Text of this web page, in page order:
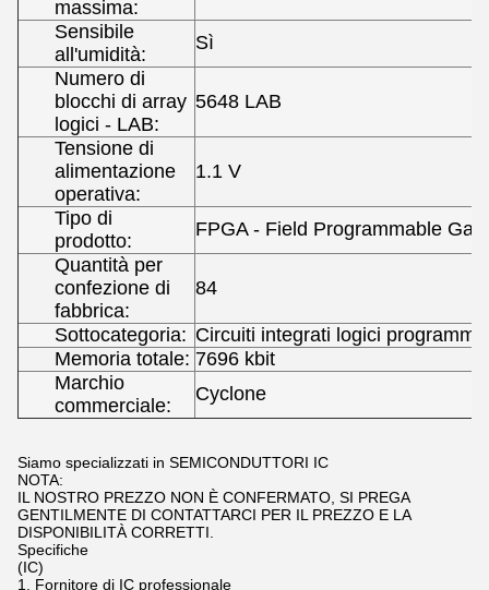
massima:
Sensibile
all'umidità:
Sì
Numero di
blocchi di array
logici - LAB:
5648 LAB
Tensione di
alimentazione
operativa:
1.1 V
Tipo di
prodotto:
FPGA - Field Programmable
Quantità per
confezione di
fabbrica:
84
Sottocategoria: Circuiti integrati logici
Memoria totale: 7696 kbit
Marchio
commerciale:
Cyclone
Siamo specializzati in SEMICONDUTTORI IC
NOTA:
IL NOSTRO PREZZO NON È CONFERMATO, SI PREGA
GENTILMENTE DI CONTATTARCI PER IL PREZZO E LA
DISPONIBILITÀ CORRETTI.
Specifiche
(IC)
1. Fornitore di IC professionale